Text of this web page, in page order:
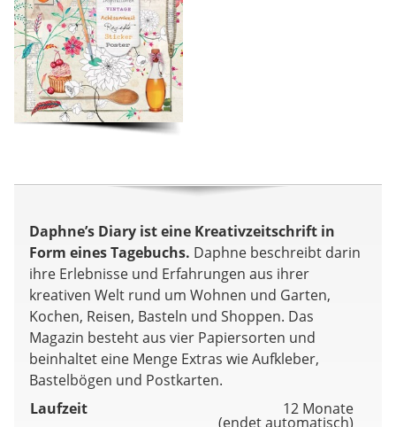
Daphne’s Diary ist eine Kreativzeitschrift in
Form eines Tagebuchs. Daphne beschreibt darin
ihre Erlebnisse und Erfahrungen aus ihrer
kreativen Welt rund um Wohnen und Garten,
Kochen, Reisen, Basteln und Shoppen. Das
Magazin besteht aus vier Papiersorten und
beinhaltet eine Menge Extras wie Aufkleber,
Bastelbögen und Postkarten.
Laufzeit
12 Monate
(endet automatisch)